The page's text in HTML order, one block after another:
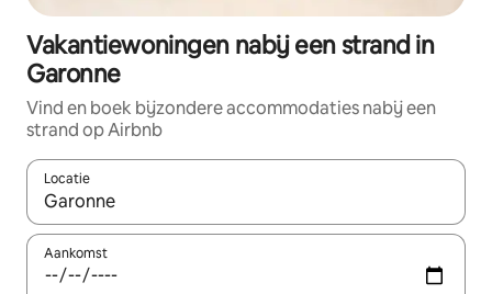
Vakantiewoningen nabij een strand in
Garonne
Vind en boek bijzondere accommodaties nabij een
strand op Airbnb
Locatie
Wanneer er resultaten beschikbaar zijn, maak je een keuze
Aankomst